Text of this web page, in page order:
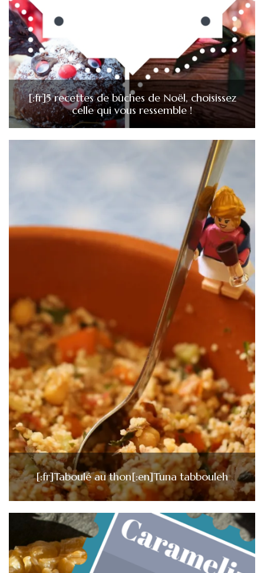
[:fr]5 recettes de bûches de Noël, choisissez
celle qui vous ressemble !
[:fr]Taboulé au thon[:en]Tuna tabbouleh